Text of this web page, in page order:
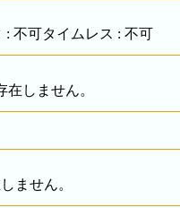
: 不可タイムレス : 不可
在しません。
ません。